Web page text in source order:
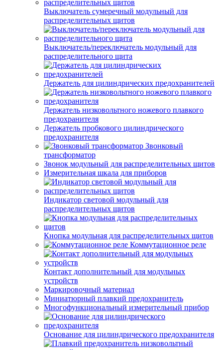
Выключатель сумеречный модульный для
распределительных щитов
Выключатель/переключатель модульный для
распределительного щита
Держатель для цилиндрических предохранителей
Держатель низковольтного ножевого плавкого
предохранителя
Держатель пробкового цилиндрического
предохранителя
Звонковый
трансформатор
Звонок модульный для распределительных щитов
Измерительная шкала для приборов
Индикатор световой модульный для
распределительных щитов
Кнопка модульная для распределительных щитов
Коммутационное реле
Контакт дополнительный для модульных
устройств
Маркировочный материал
Миниатюрный плавкий предохранитель
Многофункциональный измерительный прибор
Основание для цилиндрического предохранителя